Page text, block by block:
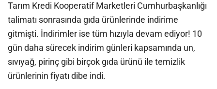
Tarım Kredi Kooperatif Marketleri Cumhurbaşkanlığı
talimatı sonrasında gıda ürünlerinde indirime
gitmişti. İndirimler ise tüm hızıyla devam ediyor! 10
gün daha sürecek indirim günleri kapsamında un,
sıvıyağ, pirinç gibi birçok gıda ürünü ile temizlik
ürünlerinin fiyatı dibe indi.